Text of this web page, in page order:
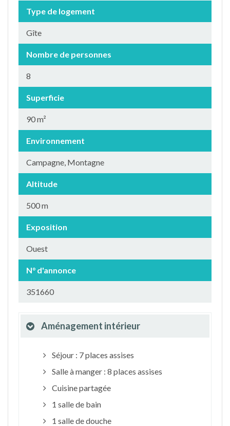
Type de logement
Gîte
Nombre de personnes
8
Superficie
90 m²
Environnement
Campagne, Montagne
Altitude
500 m
Exposition
Ouest
N° d'annonce
351660
Aménagement intérieur
Séjour : 7 places assises
Salle à manger : 8 places assises
Cuisine partagée
1 salle de bain
1 salle de douche